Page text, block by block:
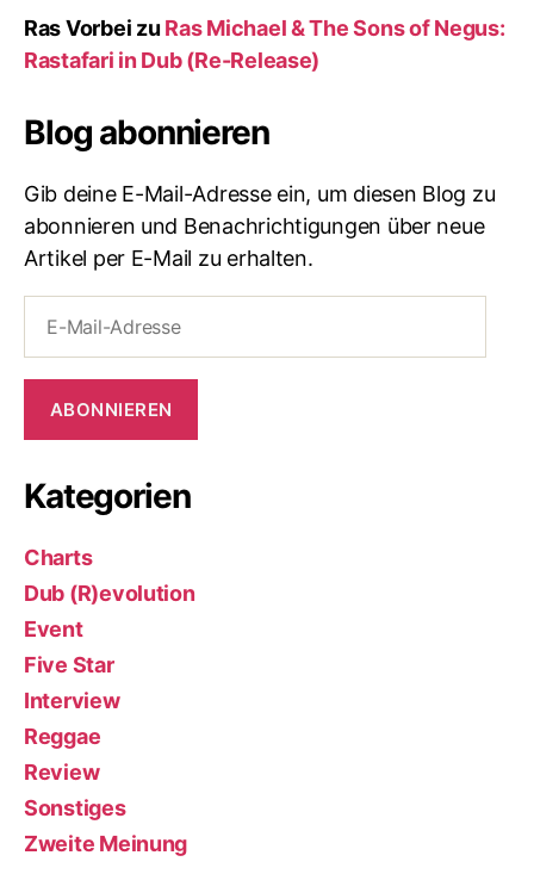
Ras Vorbei zu Ras Michael & The Sons of Negus:
Rastafari in Dub (Re-Release)
Blog abonnieren
Gib deine E-Mail-Adresse ein, um diesen Blog zu
abonnieren und Benachrichtigungen über neue
Artikel per E-Mail zu erhalten.
Mail-
ABONNIEREN
Kategorien
Charts
Dub (R)evolution
Event
Five Star
Interview
Reggae
Review
Sonstiges
Zweite Meinung